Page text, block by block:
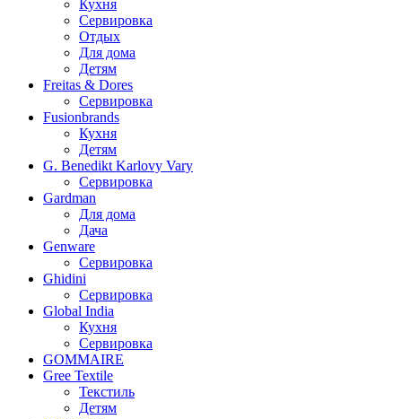
Кухня
Сервировка
Отдых
Для дома
Детям
Freitas & Dores
Сервировка
Fusionbrands
Кухня
Детям
G. Benedikt Karlovy Vary
Сервировка
Gardman
Для дома
Дача
Genware
Сервировка
Ghidini
Сервировка
Global India
Кухня
Сервировка
GOMMAIRE
Gree Textile
Текстиль
Детям